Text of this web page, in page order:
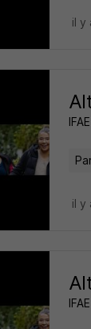
il y
il y